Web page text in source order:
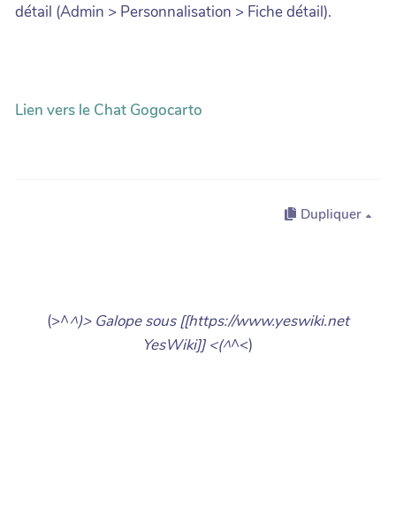
détail (Admin > Personnalisation > Fiche détail).
Lien vers le Chat Gogocarto
Dupliquer
(>^^)> Galope sous [[https://www.yeswiki.net
YesWiki]] <(^^<)